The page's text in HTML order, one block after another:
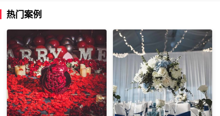
热门案例